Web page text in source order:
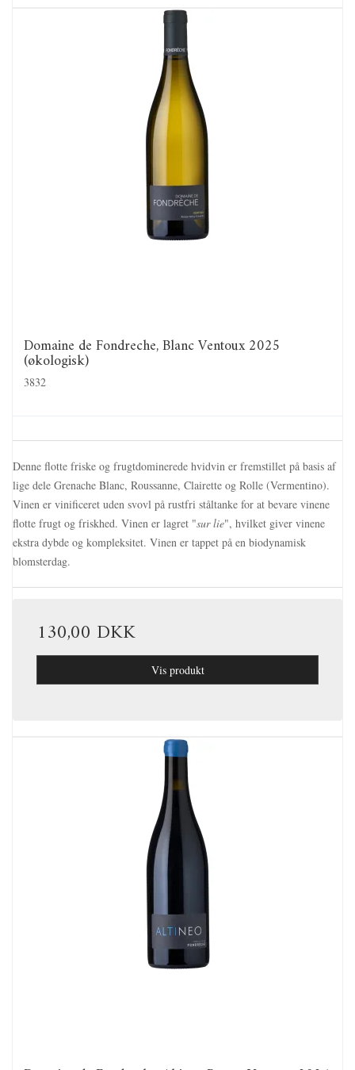
Domaine de Fondreche, Blanc Ventoux 2025
(økologisk)
3832
Denne flotte friske og frugtdominerede hvidvin er fremstillet på basis af
lige dele Grenache Blanc, Roussanne, Clairette og Rolle (Vermentino).
Vinen er vinificeret uden svovl på rustfri ståltanke for at bevare vinene
flotte frugt og friskhed. Vinen er lagret "sur lie", hvilket giver vinene
ekstra dybde og kompleksitet. Vinen er tappet på en biodynamisk
blomsterdag.
130,00 DKK
Vis produkt